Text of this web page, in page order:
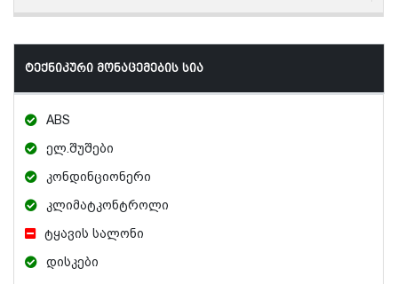
ტექნიკური მონაცემების სია
ABS
ელ.შუშები
კონდინციონერი
კლიმატკონტროლი
ტყავის სალონი
დისკები